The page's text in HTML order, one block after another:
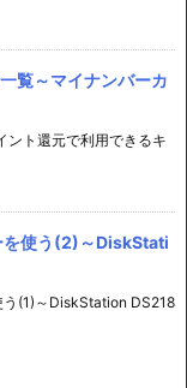
覧～マイナンバーカ
ント還元で利用できるキ
を使う(2)～DiskStati
(1)～DiskStation DS218